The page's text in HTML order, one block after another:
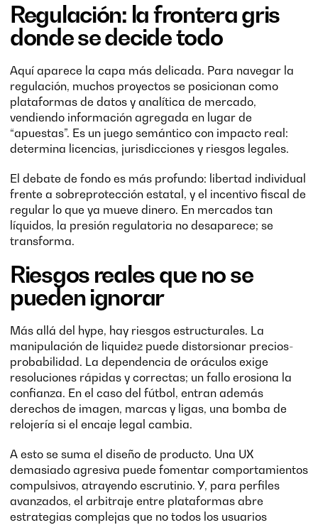
Regulación: la frontera gris
donde se decide todo
Aquí aparece la capa más delicada. Para navegar la
regulación, muchos proyectos se posicionan como
plataformas de datos y analítica de mercado,
vendiendo información agregada en lugar de
“apuestas”. Es un juego semántico con impacto real:
determina licencias, jurisdicciones y riesgos legales.
El debate de fondo es más profundo: libertad individual
frente a sobreprotección estatal, y el incentivo fiscal de
regular lo que ya mueve dinero. En mercados tan
líquidos, la presión regulatoria no desaparece; se
transforma.
Riesgos reales que no se
pueden ignorar
Más allá del hype, hay riesgos estructurales. La
manipulación de liquidez puede distorsionar precios-
probabilidad. La dependencia de oráculos exige
resoluciones rápidas y correctas; un fallo erosiona la
confianza. En el caso del fútbol, entran además
derechos de imagen, marcas y ligas, una bomba de
relojería si el encaje legal cambia.
A esto se suma el diseño de producto. Una UX
demasiado agresiva puede fomentar comportamientos
compulsivos, atrayendo escrutinio. Y, para perfiles
avanzados, el arbitraje entre plataformas abre
estrategias complejas que no todos los usuarios